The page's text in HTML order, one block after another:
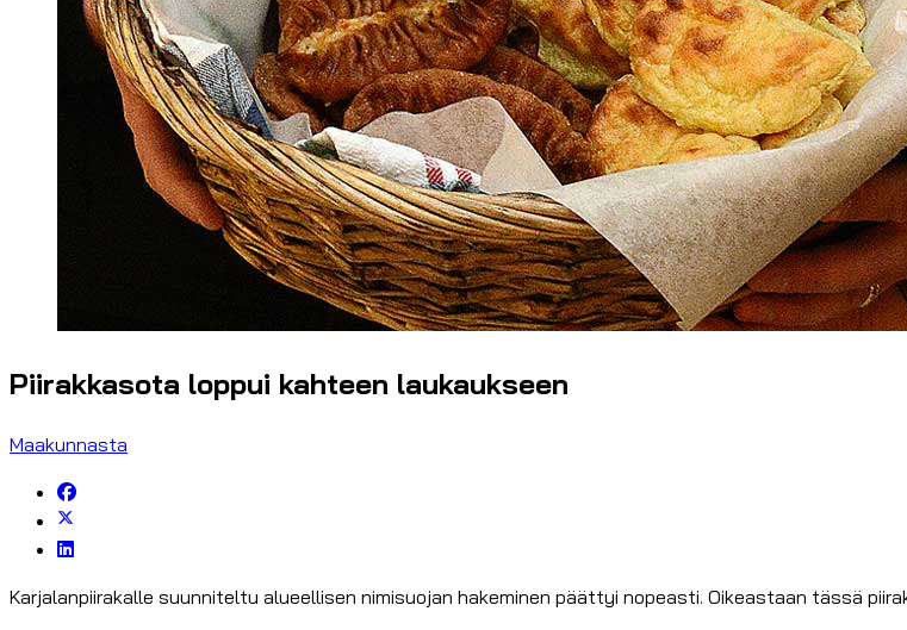
Piirakkasota loppui kahteen laukaukseen
Maakunnasta
Karjalanpiirakalle suunniteltu alueellisen nimisuojan hakeminen päättyi nopeasti. Oikeastaan tässä